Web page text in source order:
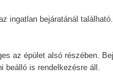
ingatlan bejáratánál található.
az épület alsó részében.
beálló is rendelkezésre áll.